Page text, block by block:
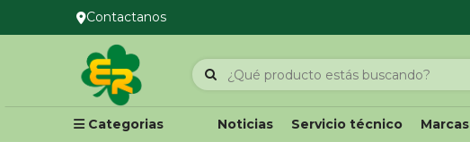
Contactanos
Categorias Noticias Servicio técnico Marcas